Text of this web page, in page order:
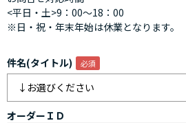
<平日・土>9：00～18：00
※日・祝・年末年始は休業となります。
件名(タイトル)
オーダーＩＤ